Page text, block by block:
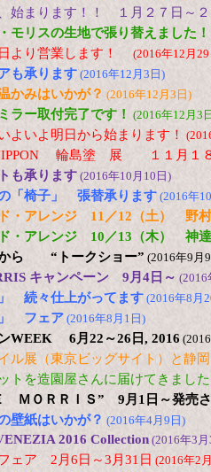
始まります！！ １月２７日～
モリスの生地で張り替えました！
より営業します！ (2016年12月
も承ります (2016年12月3日)
かみはいかが？ (2016年12月3日)
ラー取付完了です！ (2016年12月3
いよ明日から始まります！
輪島塗 展 １１月１８
も承ります (2016年10月10日)
「椅子」 張替承ります (2016年
・アレンジ 11／12（土） 野
・アレンジ 10／13（木） 神
から “トークショー” (2016年9月
キャンペーン 9月4日～ (2016
」 続々仕上がってます (2016年8月
」 フェア (2016年8月1日)
WEEK 6月22～26日, 2016
ル展（東京ビッグサイト）と静
トを造園屋さんに届けてきまし
ＭＯＲＲＩＳ” 9月1日～発売
壁紙はいかが？ (2016年4月9日)
2016 Collection(2016年3月
ェア 2月6日～3月31日 (2016年2